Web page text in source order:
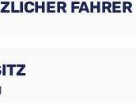
FAHRER